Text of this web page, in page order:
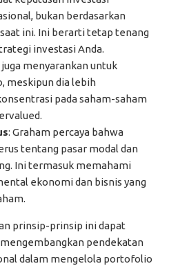
bukan berdasarkan
ini. Ini berarti tetap tenang
investasi Anda.
juga menyarankan untuk
meskipun dia lebih
pada saham-saham
: Graham percaya bahwa
tentang pasar modal dan
Ini termasuk memahami
ekonomi dan bisnis yang
prinsip-prinsip ini dapat
pendekatan
dalam mengelola portofolio